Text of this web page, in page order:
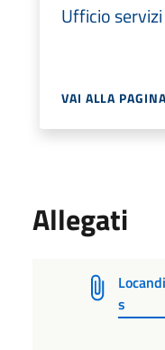
Ufficio
VAI ALLA PAGINA
Allegati
s